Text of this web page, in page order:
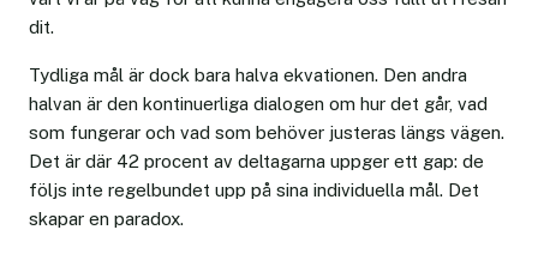
dit.
Tydliga mål är dock bara halva ekvationen. Den andra
halvan är den kontinuerliga dialogen om hur det går, vad
som fungerar och vad som behöver justeras längs vägen.
Det är där 42 procent av deltagarna uppger ett gap: de
följs inte regelbundet upp på sina individuella mål. Det
skapar en paradox.